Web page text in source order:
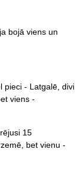
bojā viens un
pieci - Latgalē, divi
viens -
15
bet vienu -